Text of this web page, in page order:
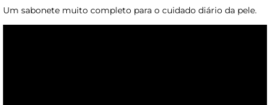
Um sabonete muito completo para o cuidado diário da pele.